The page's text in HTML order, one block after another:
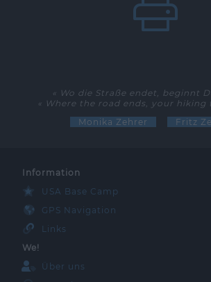
« Wo die Straße endet, beginnt
« Where the road ends, your hiking
Monika Zehrer
Fritz
Information
USA Base Camp
GPS Navigation
Links
We!
Über uns